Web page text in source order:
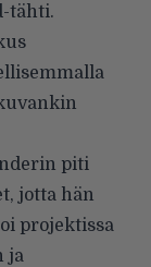
tähti.
piti
jotta hän
projektissa
ja